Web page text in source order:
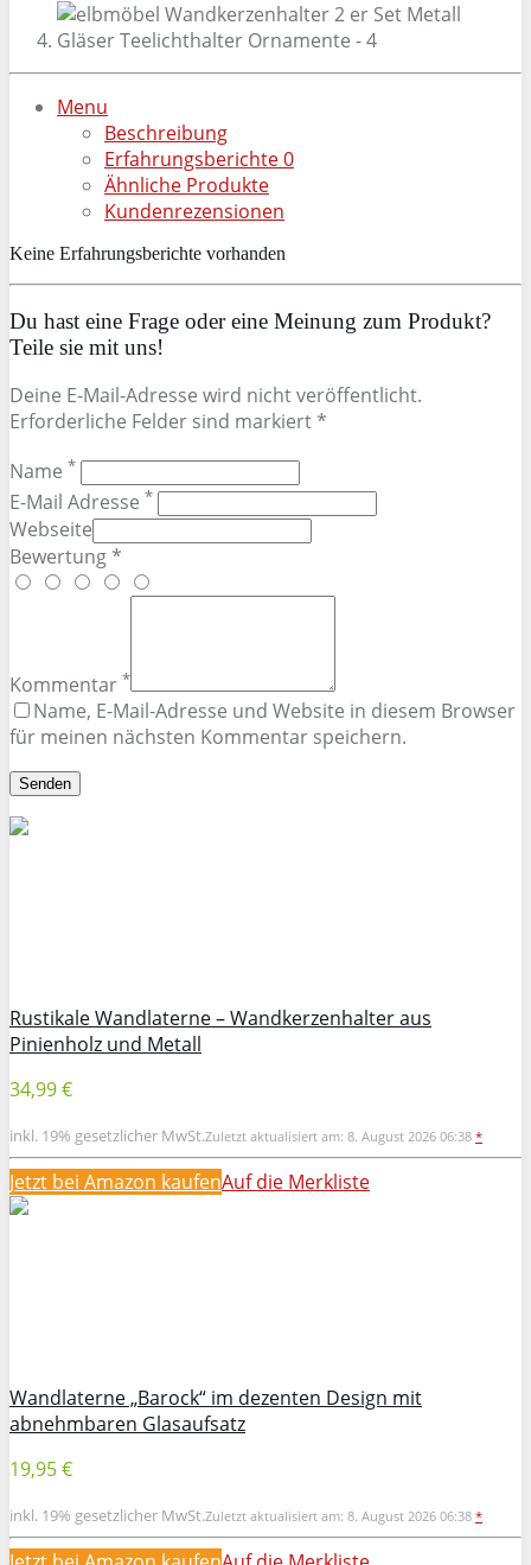
Menu
Beschreibung
Erfahrungsberichte0
Ähnliche Produkte
Kundenrezensionen
Keine Erfahrungsberichte vorhanden
Du hast eine Frage oder eine Meinung zum Produkt?
Teile sie mit uns!
Deine E-Mail-Adresse wird nicht veröffentlicht.
Erforderliche Felder sind markiert *
Name *
E-Mail Adresse *
Webseite
Bewertung *
Kommentar *
Name, E-Mail-Adresse und Website in diesem Browser
für meinen nächsten Kommentar speichern.
Rustikale Wandlaterne – Wandkerzenhalter aus
Pinienholz und Metall
34,99 €
inkl. 19% gesetzlicher MwSt.Zuletzt aktualisiert am: 8. August 2026 06:38 *
Jetzt bei Amazon kaufenAuf die Merkliste
Wandlaterne „Barock“ im dezenten Design mit
abnehmbaren Glasaufsatz
19,95 €
inkl. 19% gesetzlicher MwSt.Zuletzt aktualisiert am: 8. August 2026 06:38 *